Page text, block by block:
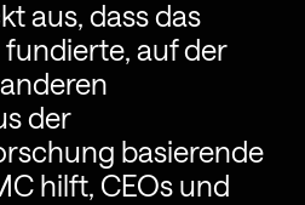
aus, dass das
auf der
der
basierende
hilft, CEOs und